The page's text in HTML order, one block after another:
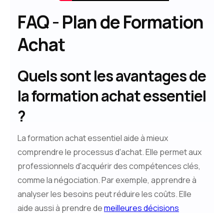
FAQ - Plan de Formation
Achat
Quels sont les avantages de
la formation achat essentiel
?
La formation achat essentiel aide à mieux
comprendre le processus d'achat. Elle permet aux
professionnels d'acquérir des compétences clés,
comme la négociation. Par exemple, apprendre à
analyser les besoins peut réduire les coûts. Elle
aide aussi à prendre demeilleures décisions